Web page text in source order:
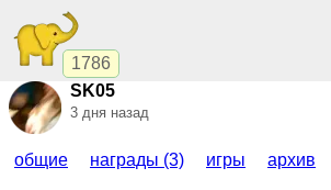
1786
SK05
3 дня назад
общие награды (3) игры архив